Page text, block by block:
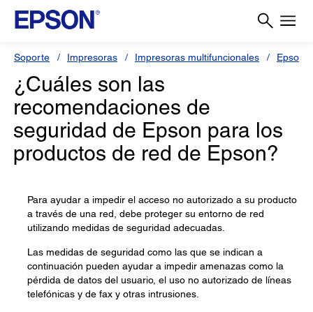
Soporte Impresoras Impresoras multifuncionales Epson
¿Cuáles son las
recomendaciones de
seguridad de Epson para los
productos de red de Epson?
Para ayudar a impedir el acceso no autorizado a su producto
a través de una red, debe proteger su entorno de red
utilizando medidas de seguridad adecuadas.
Las medidas de seguridad como las que se indican a
continuación pueden ayudar a impedir amenazas como la
pérdida de datos del usuario, el uso no autorizado de líneas
telefónicas y de fax y otras intrusiones.